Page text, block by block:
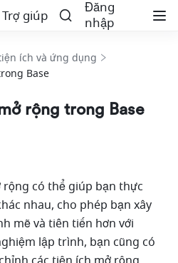
giúp
Đăng
nhập
ích và ứng dụng
Base
rộng trong Base
có thể giúp bạn thực
nhau, cho phép bạn xây
mẽ và tiên tiến hơn với
lập trình, bạn cũng có